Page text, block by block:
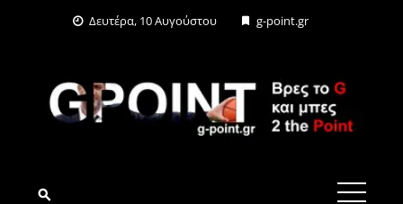
Δευτέρα, 10 Αυγούστου g-point.gr
G-POINT.GR